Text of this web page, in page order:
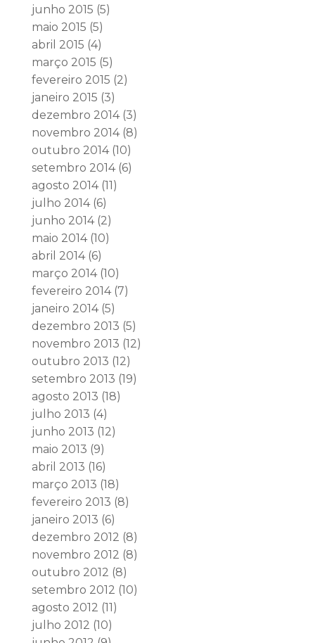
junho 2015 (5)
maio 2015 (5)
abril 2015 (4)
março 2015 (5)
fevereiro 2015 (2)
janeiro 2015 (3)
dezembro 2014(3)
novembro 2014(8)
outubro 2014(10)
setembro 2014(6)
agosto 2014(11)
julho 2014(6)
junho 2014(2)
maio 2014(10)
abril 2014(6)
março 2014(10)
fevereiro 2014(7)
janeiro 2014(5)
dezembro 2013 (5)
novembro 2013 (12)
outubro 2013 (12)
setembro 2013 (19)
agosto 2013 (18)
julho 2013 (4)
junho 2013 (12)
maio 2013 (9)
abril 2013 (16)
março 2013 (18)
fevereiro 2013 (8)
janeiro 2013 (6)
dezembro 2012 (8)
novembro 2012 (8)
outubro 2012 (8)
setembro 2012 (10)
agosto 2012 (11)
julho 2012 (10)